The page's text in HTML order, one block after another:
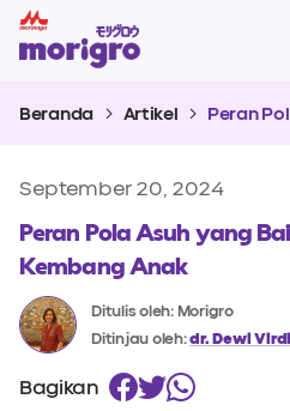
Beranda Artikel Peran Pola
September 20, 2024
Peran Pola Asuh yang
Kembang Anak
Ditulis oleh: Morigro
Ditinjau oleh:dr. Dewi
Bagikan